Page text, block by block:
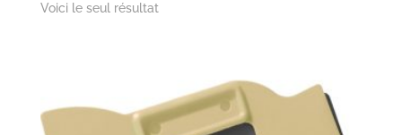
Voici le seul résultat